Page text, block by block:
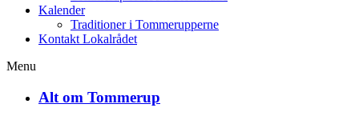
Kalender
Traditioner i Tommerupperne
Kontakt Lokalrådet
Menu
Alt om Tommerup